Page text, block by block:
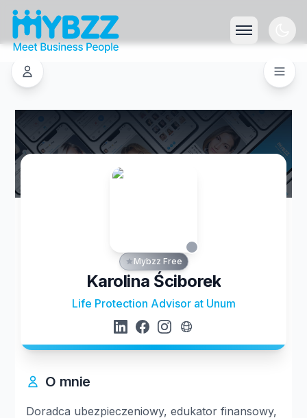
Mybzz Free
Karolina Ściborek
Life Protection Advisor at Unum
O mnie
Doradca ubezpieczeniowy, edukator finansowy,